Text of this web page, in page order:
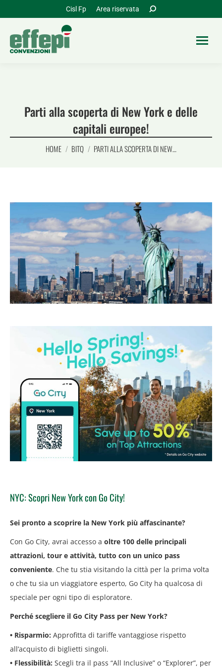
Cisl Fp Area riservata Cerca:
Parti alla scoperta di New York e delle
capitali europee!
Tu sei qui:
HOME BITQ PARTI ALLA SCOPERTA DI NEW…
NYC: Scopri New York con Go City!
Sei pronto a scoprire la New York più affascinante?
Con Go City, avrai accesso a oltre 100 delle principali
attrazioni, tour e attività, tutto con un unico pass
conveniente. Che tu stia visitando la città per la prima volta
o che tu sia un viaggiatore esperto, Go City ha qualcosa di
speciale per ogni tipo di esploratore.
Perché scegliere il Go City Pass per New York?
• Risparmio: Approfitta di tariffe vantaggiose rispetto
all’acquisto di biglietti singoli.
• Flessibilità: Scegli tra il pass “All Inclusive” o “Explorer”, per